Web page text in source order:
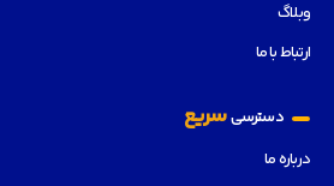
وبلاگ
ارتباط با ما
دسترسیسریع
درباره ما